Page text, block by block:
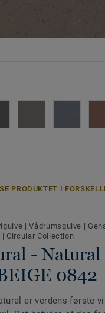
SE PRODUKTET I
|Vådrumsgulve |
| Circular Collection
- Natural
0842
er verdens første